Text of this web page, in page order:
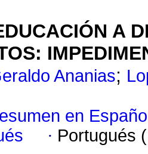
A
Ananias;
en
· Portugués